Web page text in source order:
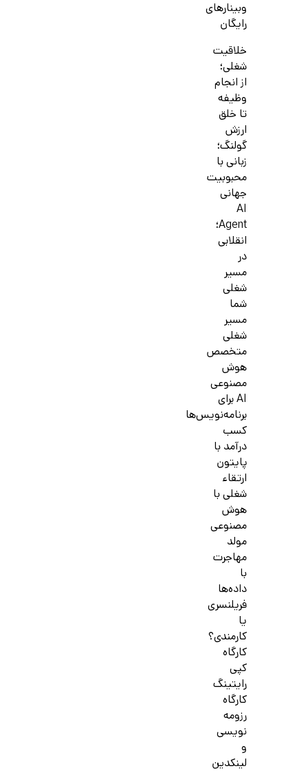
وبینارهای
رایگان
خلاقیت
شغلی؛
از انجام
وظیفه
تا خلق
ارزش
گولنگ؛
زبانی با
محبوبیت
جهانی
AI
Agent؛
انقلابی
در
مسیر
شغلی
شما
مسیر
شغلی
متخصص
هوش
مصنوعی
AI برای
برنامه‌نویس‌ها
کسب
درآمد با
پایتون
ارتقاء
شغلی با
هوش
مصنوعی
مولد
مهاجرت
با
داده‌ها
فریلنسری
یا
کارمندی؟
کارگاه
کپی
رایتینگ
کارگاه
رزومه
نویسی
و
لینکدین